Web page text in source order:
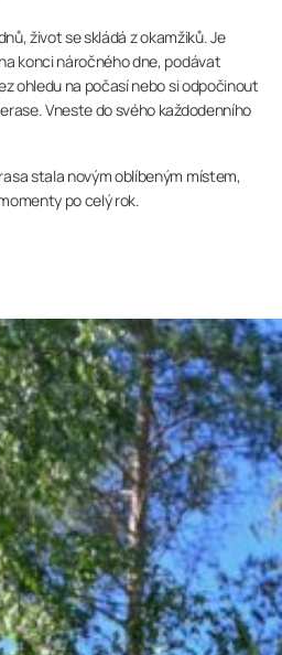
život se skládá z okamžiků. Je
konci náročného dne, podávat
ohledu na počasí nebo si odpočinout
Vneste do svého každodenního
stala novým oblíbeným místem,
po celý rok.